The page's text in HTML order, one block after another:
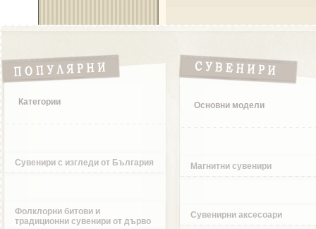
Категории
Сувенири с изгледи от България
Фолклорни битови и
традиционни сувенири от дърво
Основни модели
Магнитни сувенири
Сувенирни аксесоари